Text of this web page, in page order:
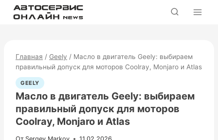
Перейти
Главная / Geely / Масло в двигатель Geely: выбираем
правильный допуск для моторов Coolray, Monjaro и Atlas
GEELY
Масло в двигатель Geely: выбираем
правильный допуск для моторов
Coolray, Monjaro и Atlas